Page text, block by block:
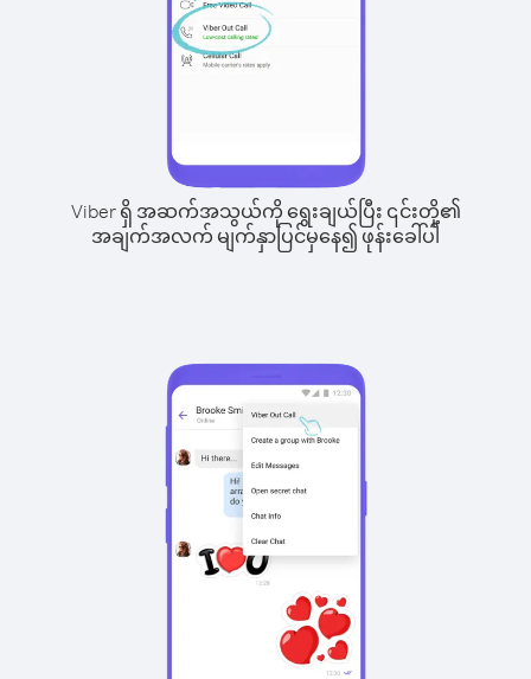
Viber ရှိ အဆက်အသွယ်ကို ရွေးချယ်ပြီး ၎င်းတို့၏
အချက်အလက် မျက်နှာပြင်မှနေ၍ ဖုန်းခေါ်ပါ